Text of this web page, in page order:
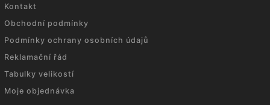
Kontakt
Obchodní podmínky
Podmínky ochrany osobních údajů
Reklamační řád
Tabulky velikostí
Moje objednávka